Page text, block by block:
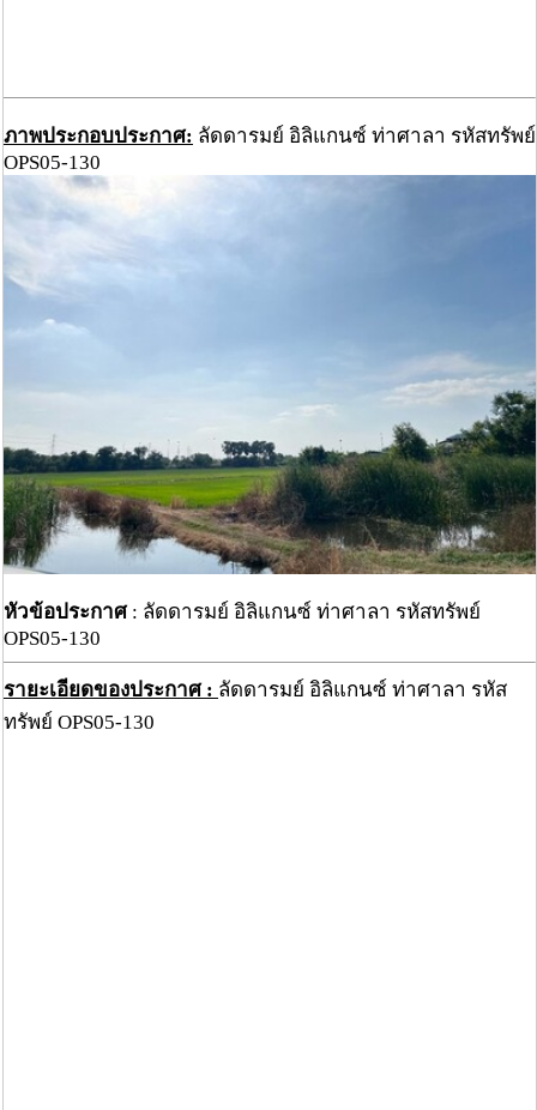
ภาพประกอบประกาศ: ลัดดารมย์ อิลิแกนซ์ ท่าศาลา รหัสทรัพย์
OPS05-130
หัวข้อประกาศ: ลัดดารมย์ อิลิแกนซ์ ท่าศาลา รหัสทรัพย์
OPS05-130
รายะเอียดของประกาศ : ลัดดารมย์ อิลิแกนซ์ ท่าศาลา รหัส
ทรัพย์ OPS05-130